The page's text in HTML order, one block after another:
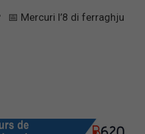
📅 Mercuri l’8 di ferraghju